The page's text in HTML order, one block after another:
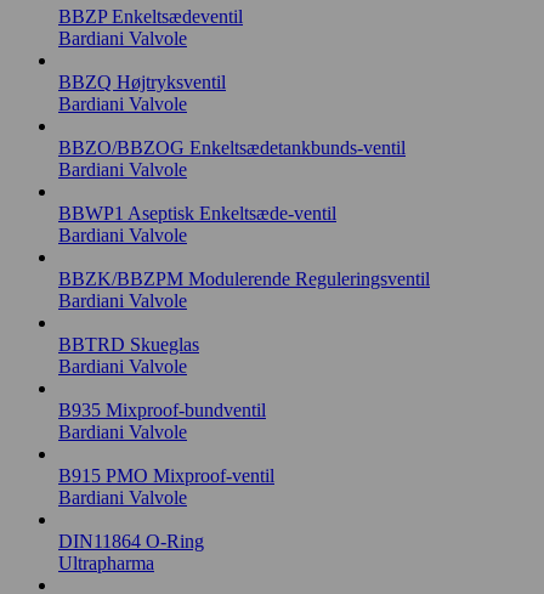
BBZP Enkeltsædeventil
Bardiani Valvole
BBZQ Højtryksventil
Bardiani Valvole
BBZO/BBZOG Enkeltsædetankbunds-ventil
Bardiani Valvole
BBWP1 Aseptisk Enkeltsæde-ventil
Bardiani Valvole
BBZK/BBZPM Modulerende Reguleringsventil
Bardiani Valvole
BBTRD Skueglas
Bardiani Valvole
B935 Mixproof-bundventil
Bardiani Valvole
B915 PMO Mixproof-ventil
Bardiani Valvole
DIN11864 O-Ring
Ultrapharma